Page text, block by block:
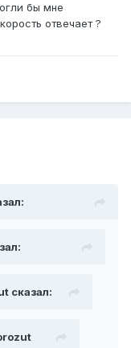
бы мне
отвечает ?
сказал: